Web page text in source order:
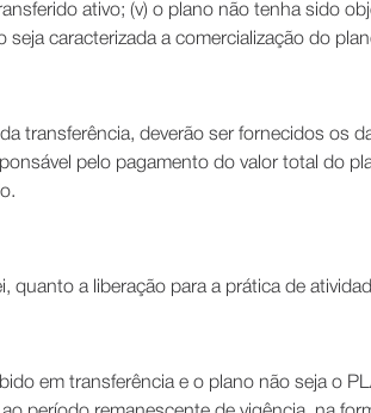
ativo; (v) o plano não tenha sido
caracterizada a comercialização do
transferência, deverão ser fornecidos os
pelo pagamento do valor total do
quanto a liberação para a prática de
em transferência e o plano não seja o